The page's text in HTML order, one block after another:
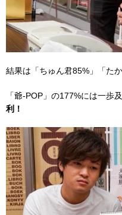
結果は「ちゅん君85%」「た
「爺-POP」の177%には一歩及
利！